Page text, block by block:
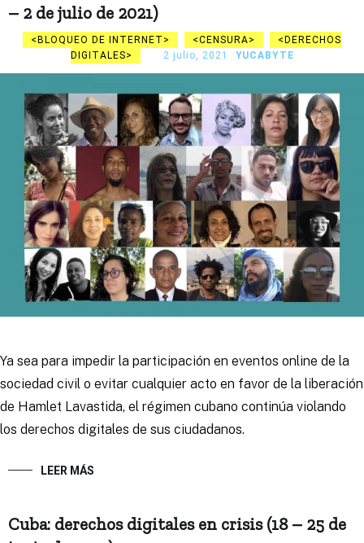
– 2 de julio de 2021)
BLOQUEO DE INTERNET CENSURA
DERECHOS
DIGITALES
2 julio, 2021 YUCABYTE
Ya sea para impedir la participación en eventos online de la
sociedad civil o evitar cualquier acto en favor de la liberación
de Hamlet Lavastida, el régimen cubano continúa violando
los derechos digitales de sus ciudadanos.
LEER MÁS
Cuba: derechos digitales en crisis (18 – 25 de